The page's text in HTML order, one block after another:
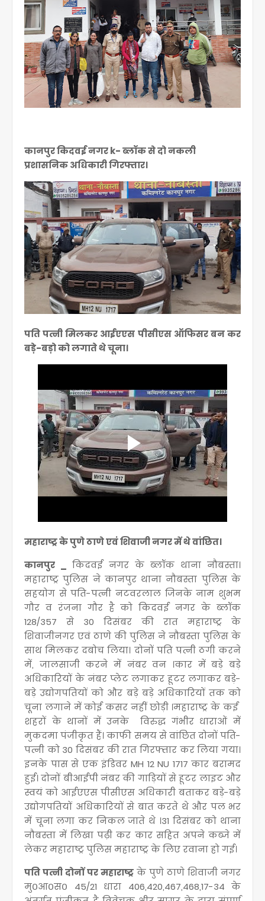
कानपुर किदवई नगर k- ब्लॉक से दो नकली
प्रशासनिक अधिकारी गिरफ्तार।
पति पत्नी मिलकर आईएएस पीसीएस ऑफिसर बन कर
बड़े-बड़ो को लगाते थे चूना।
महाराष्ट्र के पुणे ठाणे एवं शिवाजी नगर में थे वांछित।
कानपुर _ किदवई नगर के ब्लॉक थाना नौबस्ता।
महाराष्ट्र पुलिस ने कानपुर थाना नौबस्ता पुलिस के
सहयोग से पति-पत्नी नटवरलाल जिनके नाम शुभम
गौर व रंजना गौर है को किदवई नगर के ब्लॉक
128/357 से 30 दिसंबर की रात महाराष्ट्र के
शिवाजीनगर एवं ठाणे की पुलिस ने नौबस्ता पुलिस के
साथ मिलकर दबोच लिया। दोनों पति पत्नी ठगी करने
में, जालसाजी करने में नंबर वन ।कार में बड़े बड़े
अधिकारियों के नंबर प्लेट लगाकर हूटर लगाकर बड़े-
बड़े उद्योगपतियों को और बड़े बड़े अधिकारियों तक को
चूना लगाने में कोई कसर नहीं छोड़ी ।महाराष्ट्र के कई
शहरों के थानों में उनके विरुद्ध गंभीर धाराओं में
मुकदमा पंजीकृत हैं। काफी समय से वांछित दोनों पति-
पत्नी को 30 दिसंबर की रात गिरफ्तार कर लिया गया।
इनके पास से एक इंडिवर MH 12 NU 1717 कार बरामद
हुई। दोनों बीआईपी नंबर की गाड़ियों से हूटर लाइट और
स्वयं को आईएएस पीसीएस अधिकारी बताकर बड़े-बड़े
उद्योगपतियों अधिकारियों से बात करते थे और पल भर
में चूना लगा कर निकल जाते थे ।31 दिसंबर को थाना
नौबस्ता में लिखा पढ़ी कर कार सहित अपने कब्जे में
लेकर महाराष्ट्र पुलिस महाराष्ट्र के लिए रवाना हो गई।
पति पत्नी दोनों पर महाराष्ट्र के पुणे ठाणे शिवाजी नगर
मु०आ०स० 45/21 धारा 406,420,467,468,17-34 के